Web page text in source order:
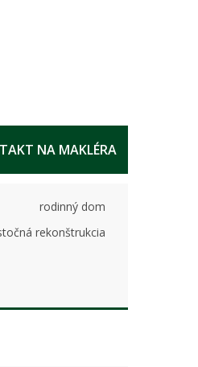
NA MAKLÉRA
rodinný dom
rekonštrukcia